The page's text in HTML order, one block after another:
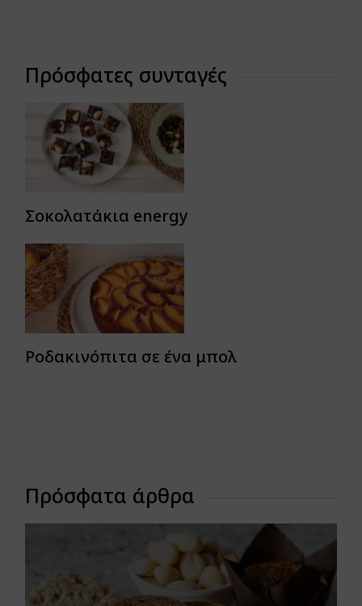
Πρόσφατες συνταγές
Σοκολατάκια energy
Ροδακινόπιτα σε ένα μπολ
Πρόσφατα άρθρα